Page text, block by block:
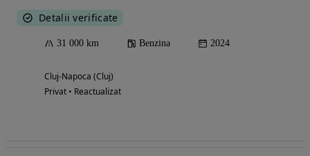
Detalii verificate
31 000 km Benzina 2024
Cluj-Napoca (Cluj)
Privat • Reactualizat